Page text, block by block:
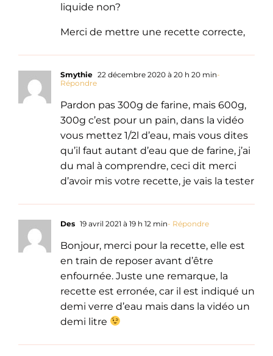
liquide non?
Merci de mettre une recette correcte,
Smythie 22 décembre 2020 à 20 h 20 min-
Répondre
Pardon pas 300g de farine, mais 600g,
300g c’est pour un pain, dans la vidéo
vous mettez 1/2l d’eau, mais vous dites
qu’il faut autant d’eau que de farine, j’ai
du mal à comprendre, ceci dit merci
d’avoir mis votre recette, je vais la tester
Des 19 avril 2021 à 19 h 12 min- Répondre
Bonjour, merci pour la recette, elle est
en train de reposer avant d’être
enfournée. Juste une remarque, la
recette est erronée, car il est indiqué un
demi verre d’eau mais dans la vidéo un
demi litre